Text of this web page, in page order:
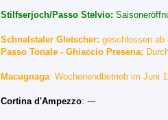
Stilfserjoch/Passo Stelvio:
Schnalstaler Gletscher: geschlossen ab
Passo Tonale - Ghiaccio Presena:
Macugnaga: Wochenendbetrieb im Juni
Cortina d'Ampezzo: ---